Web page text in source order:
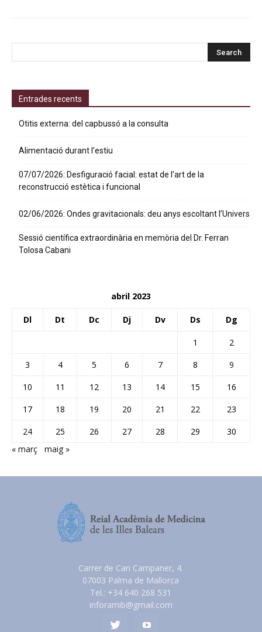
Entrades recents
Otitis externa: del capbussó a la consulta
Alimentació durant l’estiu
07/07/2026: Desfiguració facial: estat de l’art de la
reconstrucció estètica i funcional
02/06/2026: Ondes gravitacionals: deu anys escoltant l’Univers
Sessió científica extraordinària en memòria del Dr. Ferran
Tolosa Cabani
abril 2023
Dl Dt Dc Dj Dv Ds Dg
1
2
3
4 5 6 7 8
9
10
11 12 13 14 15
16
17
18 19 20 21 22
23
24
25 26 27 28 29
30
« març
maig »
Carrer de Can Campaner, 4.
07003 Palma de Mallorca
Tel.: +34 640 268 531
inforamib@gmail.com